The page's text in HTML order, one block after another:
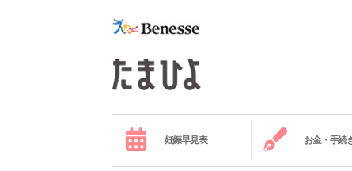
妊娠早見表 お金・手続